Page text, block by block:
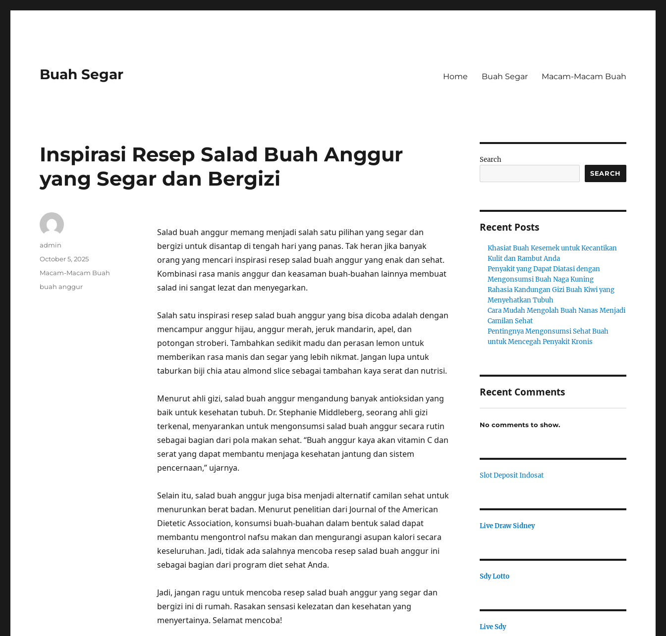
Buah Segar Home Buah Segar Macam-Macam Buah
Inspirasi Resep Salad Buah Anggur
yang Segar dan Bergizi
Salad buah anggur memang menjadi salah satu pilihan yang segar dan
bergizi untuk disantap di tengah hari yang panas. Tak heran jika banyak
orang yang mencari inspirasi resep salad buah anggur yang enak dan sehat.
Kombinasi rasa manis anggur dan keasaman buah-buahan lainnya membuat
salad ini sangat lezat dan menyegarkan.
Salah satu inspirasi resep salad buah anggur yang bisa dicoba adalah dengan
mencampur anggur hijau, anggur merah, jeruk mandarin, apel, dan
potongan stroberi. Tambahkan sedikit madu dan perasan lemon untuk
memberikan rasa manis dan segar yang lebih nikmat. Jangan lupa untuk
taburkan biji chia atau almond slice sebagai tambahan kaya serat dan nutrisi.
Menurut ahli gizi, salad buah anggur mengandung banyak antioksidan yang
baik untuk kesehatan tubuh. Dr. Stephanie Middleberg, seorang ahli gizi
terkenal, menyarankan untuk mengonsumsi salad buah anggur secara rutin
sebagai bagian dari pola makan sehat. “Buah anggur kaya akan vitamin C dan
serat yang dapat membantu menjaga kesehatan jantung dan sistem
pencernaan,” ujarnya.
Selain itu, salad buah anggur juga bisa menjadi alternatif camilan sehat untuk
menurunkan berat badan. Menurut penelitian dari Journal of the American
Dietetic Association, konsumsi buah-buahan dalam bentuk salad dapat
membantu mengontrol nafsu makan dan mengurangi asupan kalori secara
keseluruhan. Jadi, tidak ada salahnya mencoba resep salad buah anggur ini
sebagai bagian dari program diet sehat Anda.
Jadi, jangan ragu untuk mencoba resep salad buah anggur yang segar dan
bergizi ini di rumah. Rasakan sensasi kelezatan dan kesehatan yang
menyertainya. Selamat mencoba!
Author
admin
Posted
October 5, 2025
Categories
Macam-Macam Buah
Tags
buah anggur
Search
SEARCH
Recent Posts
Khasiat Buah Kesemek untuk Kecantikan
Kulit dan Rambut Anda
Penyakit yang Dapat Diatasi dengan
Mengonsumsi Buah Naga Kuning
Rahasia Kandungan Gizi Buah Kiwi yang
Menyehatkan Tubuh
Cara Mudah Mengolah Buah Nanas Menjadi
Camilan Sehat
Pentingnya Mengonsumsi Sehat Buah
untuk Mencegah Penyakit Kronis
Recent Comments
No comments to show.
Slot Deposit Indosat
Live Draw Sidney
Sdy Lotto
Live Sdy